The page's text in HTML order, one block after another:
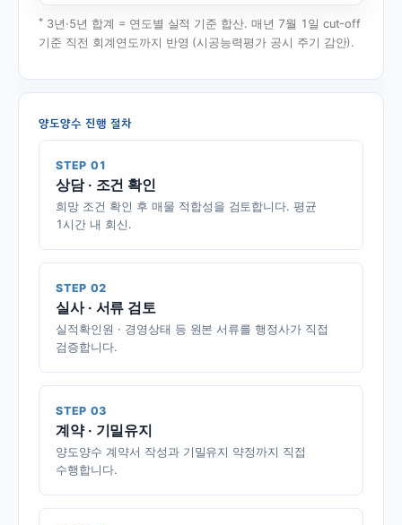
* 3년·5년 합계 = 연도별 실적 기준 합산. 매년 7월 1일 cut-off
기준 직전 회계연도까지 반영 (시공능력평가 공시 주기 감안).
양도양수 진행 절차
STEP 01
상담 · 조건 확인
희망 조건 확인 후 매물 적합성을 검토합니다. 평균
1시간 내 회신.
STEP 02
실사 · 서류 검토
실적확인원 · 경영상태 등 원본 서류를 행정사가 직접
검증합니다.
STEP 03
계약 · 기밀유지
양도양수 계약서 작성과 기밀유지 약정까지 직접
수행합니다.